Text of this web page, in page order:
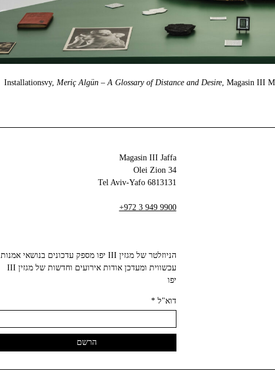
Installationsvy,Meriç Algün – A Glossary of Distance and Desire, Magasin III
Magasin III Jaffa
34 Olei Zion
6813131 Tel Aviv-Yafo
+972 3 949 9900
הניוזלטר של מגזין III יפו מספק עדכונים בנושאי אמנות
עכשווית ומעדכן אודות אירועים וחדשות של מגזין III
יפו‬
דוא"ל*